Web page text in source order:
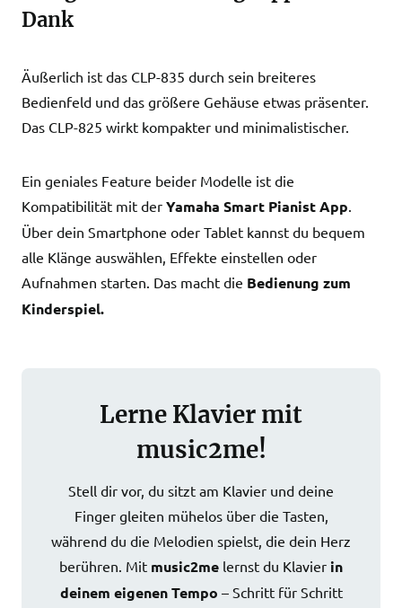
Dank
Äußerlich ist das CLP-835 durch sein breiteres
Bedienfeld und das größere Gehäuse etwas präsenter.
Das CLP-825 wirkt kompakter und minimalistischer.
Ein geniales Feature beider Modelle ist die
Kompatibilität mit der Yamaha Smart Pianist App.
Über dein Smartphone oder Tablet kannst du bequem
alle Klänge auswählen, Effekte einstellen oder
Aufnahmen starten. Das macht die Bedienung zum
Kinderspiel.
Lerne Klavier mit
music2me!
Stell dir vor, du sitzt am Klavier und deine
Finger gleiten mühelos über die Tasten,
während du die Melodien spielst, die dein Herz
berühren. Mit music2me lernst du Klavier in
deinem eigenen Tempo – Schritt für Schritt